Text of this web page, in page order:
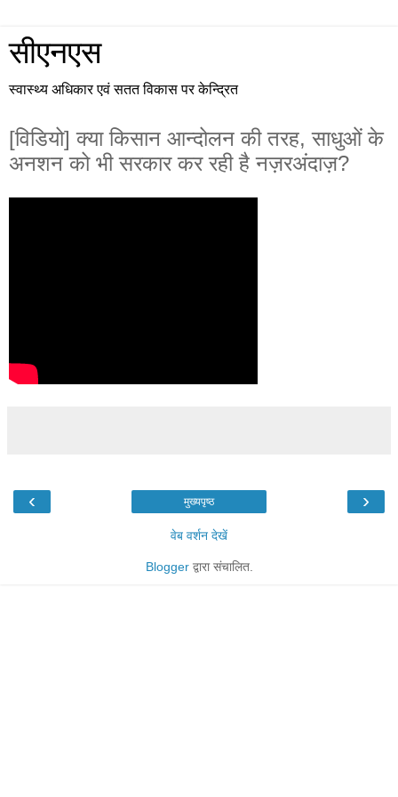
सीएनएस
स्वास्थ्य अधिकार एवं सतत विकास पर केन्द्रित
[विडियो] क्या किसान आन्दोलन की तरह, साधुओं के
अनशन को भी सरकार कर रही है नज़रअंदाज़?
‹ ›
मुख्यपृष्ठ
वेब वर्शन देखें
Bloggerद्वारा संचालित.